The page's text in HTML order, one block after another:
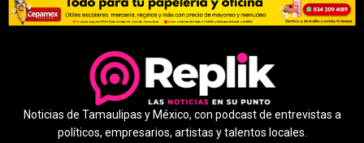
Noticias de Tamaulipas y México, con podcast de entrevistas a
políticos, empresarios, artistas y talentos locales.